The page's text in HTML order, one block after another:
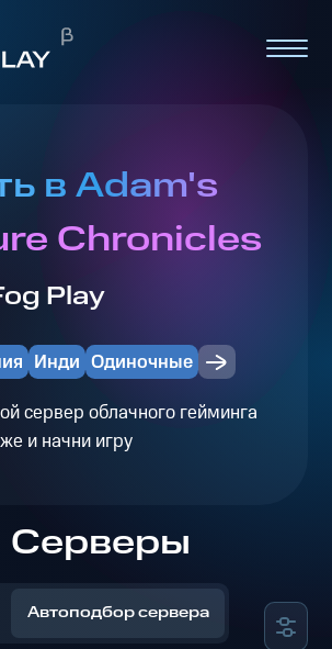
в Adam's
Chronicles
Play
Инди Одиночные
сервер облачного гейминга
и начни игру
Серверы
Автоподбор сервера